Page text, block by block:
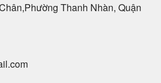
Thanh Nhàn, Quận